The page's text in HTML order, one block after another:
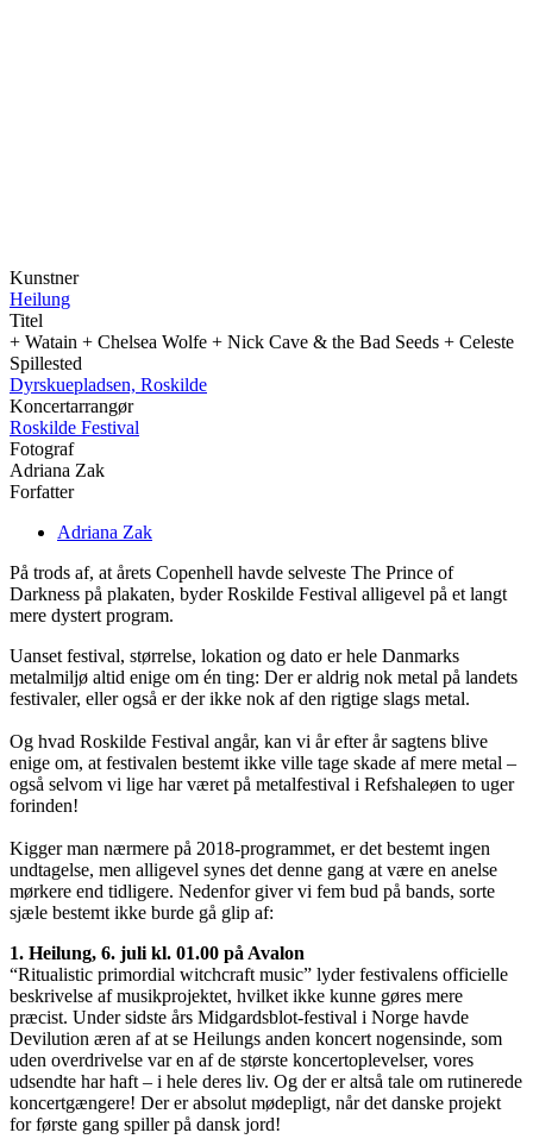
Kunstner
Heilung
Titel
+ Watain + Chelsea Wolfe + Nick Cave & the Bad Seeds + Celeste
Spillested
Dyrskuepladsen, Roskilde
Koncertarrangør
Roskilde Festival
Fotograf
Adriana Zak
Forfatter
Adriana Zak
På trods af, at årets Copenhell havde selveste The Prince of
Darkness på plakaten, byder Roskilde Festival alligevel på et langt
mere dystert program.
Uanset festival, størrelse, lokation og dato er hele Danmarks
metalmiljø altid enige om én ting: Der er aldrig nok metal på landets
festivaler, eller også er der ikke nok af den rigtige slags metal.
Og hvad Roskilde Festival angår, kan vi år efter år sagtens blive
enige om, at festivalen bestemt ikke ville tage skade af mere metal –
også selvom vi lige har været på metalfestival i Refshaleøen to uger
forinden!
Kigger man nærmere på 2018-programmet, er det bestemt ingen
undtagelse, men alligevel synes det denne gang at være en anelse
mørkere end tidligere. Nedenfor giver vi fem bud på bands, sorte
sjæle bestemt ikke burde gå glip af:
1. Heilung, 6. juli kl. 01.00 på Avalon
“Ritualistic primordial witchcraft music” lyder festivalens officielle
beskrivelse af musikprojektet, hvilket ikke kunne gøres mere
præcist. Under sidste års Midgardsblot-festival i Norge havde
Devilution æren af at se Heilungs anden koncert nogensinde, som
uden overdrivelse var en af de største koncertoplevelser, vores
udsendte har haft – i hele deres liv. Og der er altså tale om rutinerede
koncertgængere! Der er absolut mødepligt, når det danske projekt
for første gang spiller på dansk jord!